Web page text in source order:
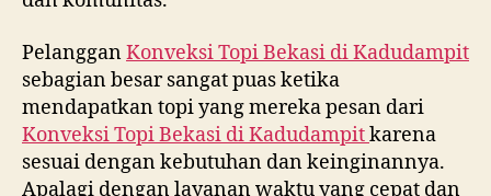
PelangganKonveksi Topi Bekasi diKadudampit
sebagian besar sangat puas ketika
mendapatkan topi yang mereka pesan dari
Konveksi Topi Bekasi diKadudampitkarena
sesuai dengan kebutuhan dan keinginannya.
Apalagi dengan layanan waktu yang cepat dan